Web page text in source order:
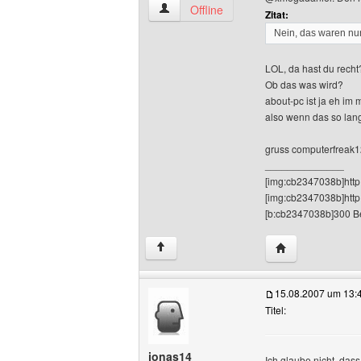
computerfreak12 Benutzer-Profile
Offline Zitat:
Nein, das waren
LOL, da hast du
Ob das was wird?
about-pc ist ja eh im
also wenn das so
gruss
[b:cb2347038b]300
↑ Website dieses
jonas14
15.08.2007 um
Titel: